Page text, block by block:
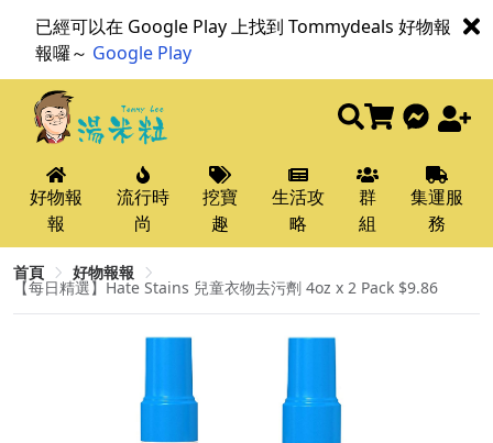
已經可以在 Google Play 上找到 Tommydeals 好物報
報囉～ Google Play
好物報
報
流行時
尚
挖寶
趣
生活攻
略
群
組
集運服
務
首頁 好物報報
【每日精選】Hate Stains 兒童衣物去污劑 4oz x 2 Pack $9.86